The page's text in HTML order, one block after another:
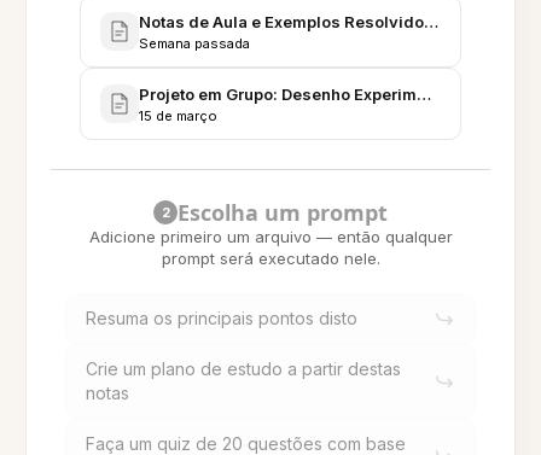
Notas de Aula e Exemplos Resolvidos -
Semana passada
Projeto em Grupo: Desenho Experimental - Ensaio
15 de março
2 Escolha um prompt
Adicione primeiro um arquivo — então qualquer
prompt será executado nele.
Resuma os principais pontos disto
Crie um plano de estudo a partir destas
notas
Faça um quiz de 20 questões com base